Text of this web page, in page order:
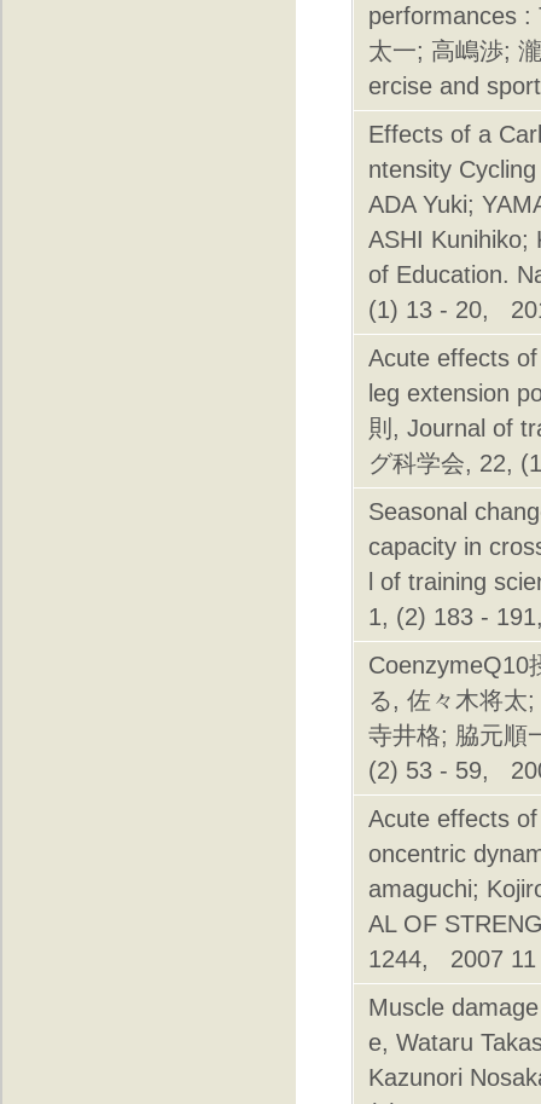
performances :
太一; 高嶋渉;
ercise and
Effects of a
ntensity
ADA Yuki;
ASHI Kunihiko;
of Education.
(1) 13 - 20,
Acute effects
leg extension
則, Journal of
グ科学会, 22,
Seasonal
capacity in
l of training
1, (2) 183 -
CoenzymeQ10
る, 佐々木将太
寺井格; 脇元順
(2) 53 - 59,
Acute effects
oncentric
amaguchi;
AL OF
1244, 2007 11
Muscle
e, Wataru
Kazunori